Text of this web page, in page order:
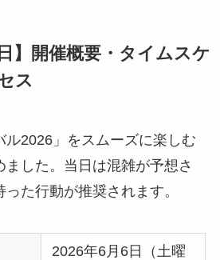
】開催概要・タイムスケ
ス
ル2026」をスムーズに楽しむ
した。当日は混雑が予想さ
た行動が推奨されます。
2026年6月6日（土曜